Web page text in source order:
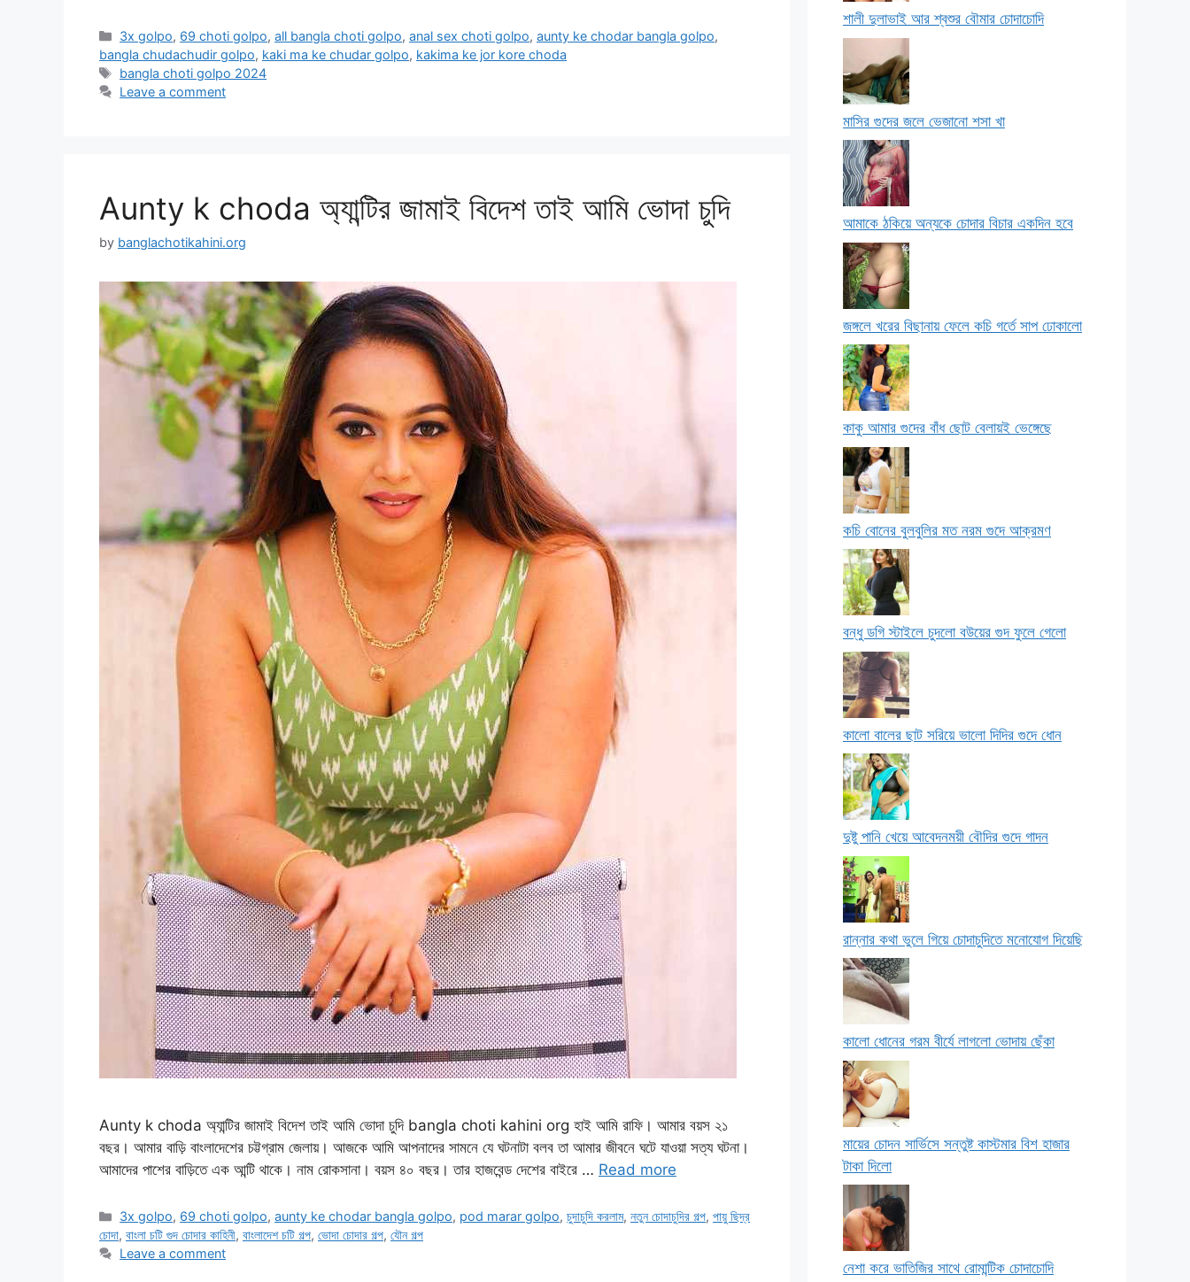
Categories
3x golpo, 69 choti golpo,all bangla choti golpo,anal sex choti golpo,aunty ke chodar bangla golpo,
bangla chudachudir golpo, kaki ma ke chudar golpo, kakima ke jor kore choda
Tags
bangla choti golpo 2024
Leave a comment
Aunty k choda অ্যান্টির জামাই বিদেশ তাই আমি ভোদা চুদি
by banglachotikahini.org
Aunty k choda অ্যান্টির জামাই বিদেশ তাই আমি ভোদা চুদি bangla choti kahini org হাই আমি রাফি। আমার বয়স ২১
বছর। আমার বাড়ি বাংলাদেশের চট্টগ্রাম জেলায়। আজকে আমি আপনাদের সামনে যে ঘটনাটা বলব তা আমার জীবনে ঘটে যাওয়া সত্য ঘটনা।
আমাদের পাশের বাড়িতে এক আন্টি থাকে। নাম রোকসানা। বয়স ৪০ বছর। তার হাজবেন্ড দেশের বাইরে … Read more
Categories
3x golpo, 69 choti golpo,aunty ke chodar bangla golpo, pod marar golpo,চুদাচুদি করলাম,নতুন চোদাচুদির গল্প,পায়ু ছিদ্র
চোদা, বাংলা চটি গুদ চোদার কাহিনী, বাংলাদেশ চটি গল্প, ভোদা চোদার গল্প, যৌন গল্প
Leave a comment
শালী দুলাভাই আর শ্বশুর বৌমার চোদাচোদি
মাসির গুদের জলে ভেজানো শসা খা
আমাকে ঠকিয়ে অন্যকে চোদার বিচার একদিন হবে
জঙ্গলে খরের বিছানায় ফেলে কচি গর্তে সাপ ঢোকালো
কাকু আমার গুদের বাঁধ ছোট বেলায়ই ভেঙ্গেছে
কচি বোনের বুলবুলির মত নরম গুদে আক্রমণ
বন্ধু ডগি স্টাইলে চুদলো বউয়ের গুদ ফুলে গেলো
কালো বালের ছাট সরিয়ে ভালো দিদির গুদে ধোন
দুষ্টু পানি খেয়ে আবেদনময়ী বৌদির গুদে গাদন
রান্নার কথা ভুলে গিয়ে চোদাচুদিতে মনোযোগ দিয়েছি
কালো ধোনের গরম বীর্যে লাগলো ভোদায় ছেঁকা
মায়ের চোদন সার্ভিসে সন্তুষ্ট কাস্টমার বিশ হাজার
টাকা দিলো
নেশা করে ভাতিজির সাথে রোমান্টিক চোদাচোদি